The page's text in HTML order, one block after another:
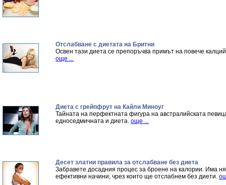
Отслабване с диетата на Бритни
Освен тази диета се препоръчва примът на повече
още ...
Диета с грейпфрут на Кайли Миноуг
Тайната на перфектната фигура на австралийската
едноседмичната и диета. още ...
Десет златни правила за отслабване без диета
Забравете досадния процес за броене на калории. Има
ефективни начини, чрез които ще отслабнем без диети.